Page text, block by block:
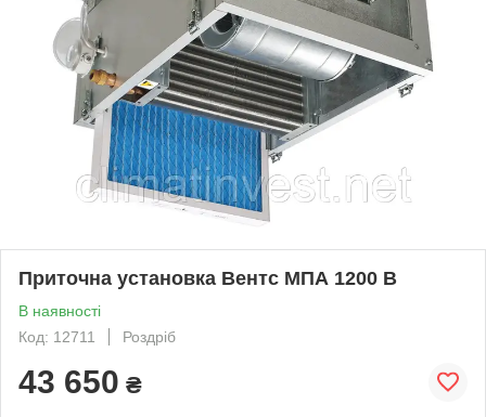
Приточна установка Вентс МПА 1200 В
В наявності
Код: 12711
Роздріб
43 650 ₴